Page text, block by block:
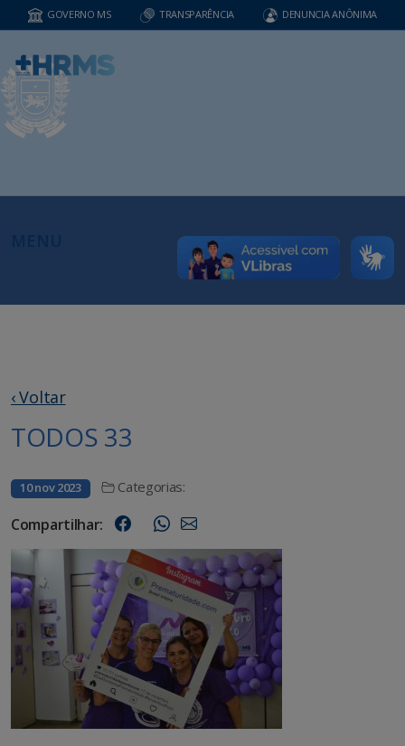
GOVERNO MS TRANSPARÊNCIA DENUNCIA ANÔNIMA
‹ Voltar
TODOS 33
10 nov 2023 Categorias:
Compartilhar: